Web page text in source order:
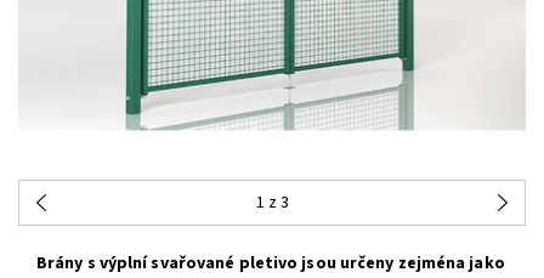
1 z 3
Brány s výplní svařované pletivo jsou určeny zejména jako